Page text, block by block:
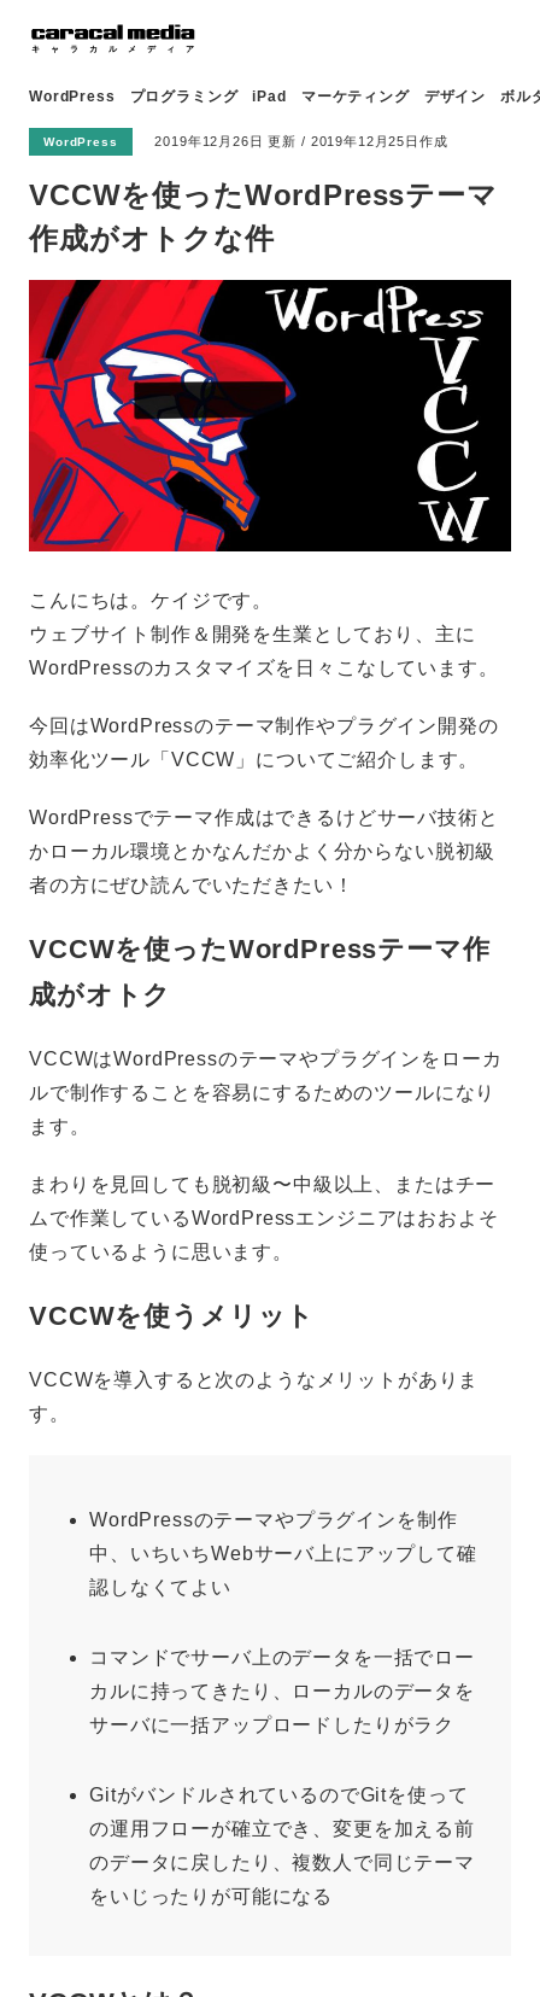
WordPress プログラミング iPad マーケティング デザイン ボル
WordPress 2019年12月26日 更新 / 2019年12月25日作成
VCCWを使ったWordPressテーマ
作成がオトクな件
こんにちは。ケイジです。
ウェブサイト制作＆開発を生業としており、主に
WordPressのカスタマイズを日々こなしています。
今回はWordPressのテーマ制作やプラグイン開発の
効率化ツール「VCCW」についてご紹介します。
WordPressでテーマ作成はできるけどサーバ技術と
かローカル環境とかなんだかよく分からない脱初級
者の方にぜひ読んでいただきたい！
VCCWを使ったWordPressテーマ作
成がオトク
VCCWはWordPressのテーマやプラグインをローカ
ルで制作することを容易にするためのツールになり
ます。
まわりを見回しても脱初級〜中級以上、またはチー
ムで作業しているWordPressエンジニアはおおよそ
使っているように思います。
VCCWを使うメリット
VCCWを導入すると次のようなメリットがありま
す。
WordPressのテーマやプラグインを制作
中、いちいちWebサーバ上にアップして確
認しなくてよい
コマンドでサーバ上のデータを一括でロー
カルに持ってきたり、ローカルのデータを
サーバに一括アップロードしたりがラク
GitがバンドルされているのでGitを使って
の運用フローが確立でき、変更を加える前
のデータに戻したり、複数人で同じテーマ
をいじったりが可能になる